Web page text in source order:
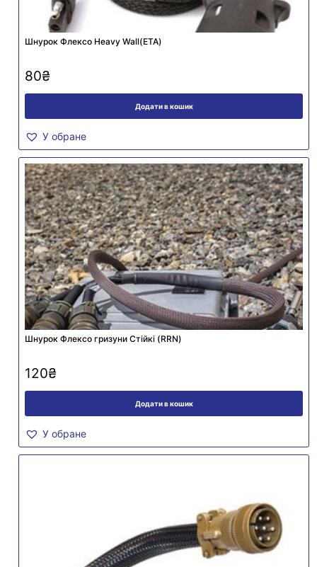
Шнурок Флексо Heavy Wall(ЕТА)
80₴
Додати в кошик
У обране
Шнурок Флексо гризуни Стійкі (RRN)
120₴
Додати в кошик
У обране